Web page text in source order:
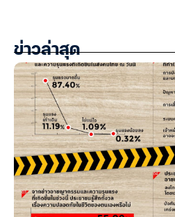
ข่าวล่าสุด